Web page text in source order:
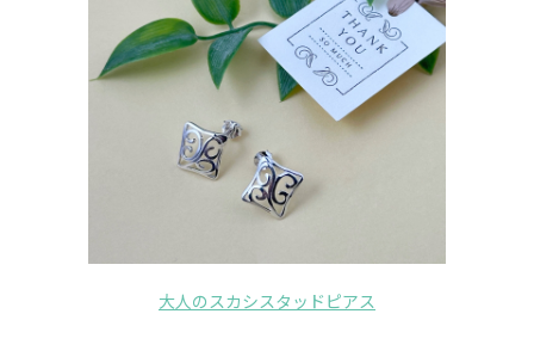
大人のスカシスタッドピアス